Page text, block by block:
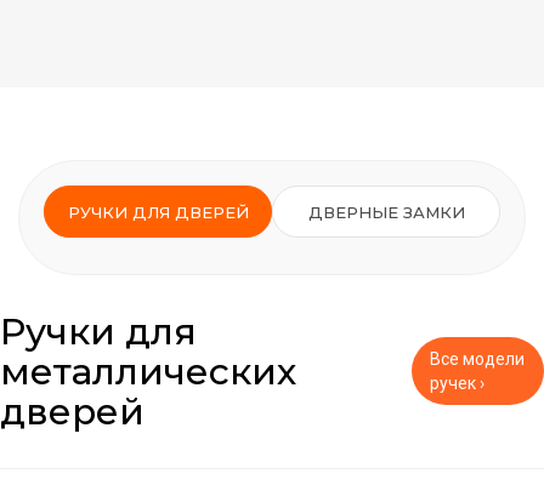
РУЧКИ ДЛЯ ДВЕРЕЙ ДВЕРНЫЕ ЗАМКИ
Ручки для
металлических
дверей
Все модели
ручек ›